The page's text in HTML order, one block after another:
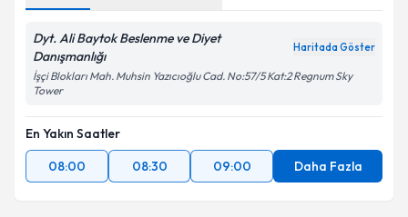
Dyt. Ali Baytok Beslenme ve Diyet
Danışmanlığı
Haritada Göster
İşçi Blokları Mah. Muhsin Yazıcıoğlu Cad. No:57/5 Kat:2 Regnum Sky
Tower
En Yakın Saatler
08:00
08:30 09:00 Daha Fazla